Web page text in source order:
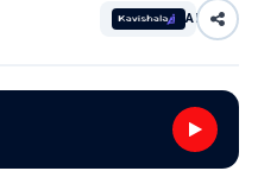
AI